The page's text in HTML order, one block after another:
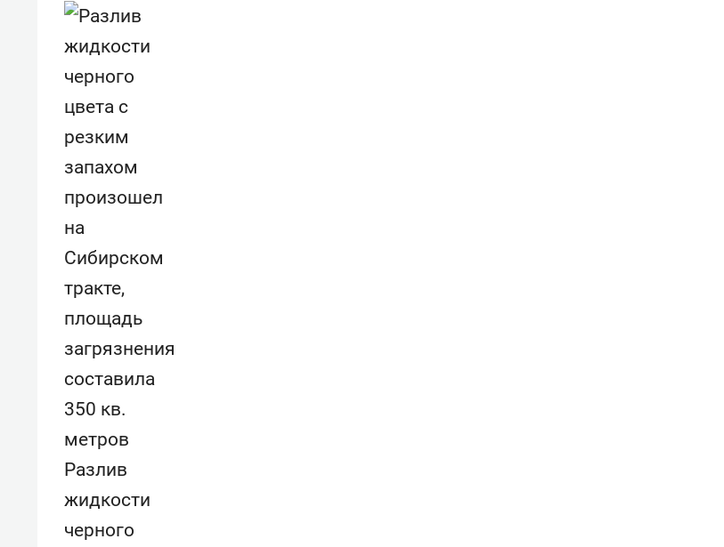
Разлив
жидкости
черного